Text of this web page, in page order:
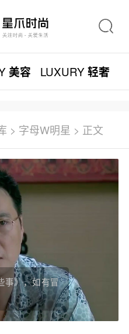
美容 LUXURY轻奢
> 字母W明星 > 正文
事》，如有冒